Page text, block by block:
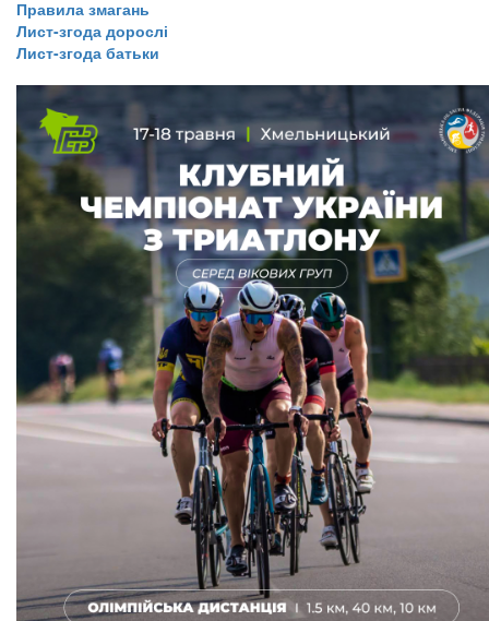
Правила змагань
Лист-згода дорослі
​​​​​​​Лист-згода батьки